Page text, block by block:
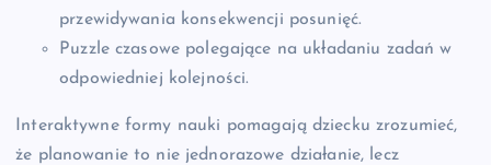
przewidywania konsekwencji posunięć.
Puzzle czasowe polegające na układaniu zadań w
odpowiedniej kolejności.
Interaktywne formy nauki pomagają dziecku zrozumieć,
że planowanie to nie jednorazowe działanie, lecz